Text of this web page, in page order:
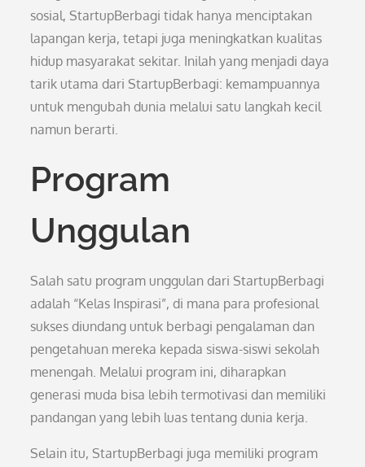
sosial, StartupBerbagi tidak hanya menciptakan
lapangan kerja, tetapi juga meningkatkan kualitas
hidup masyarakat sekitar. Inilah yang menjadi daya
tarik utama dari StartupBerbagi: kemampuannya
untuk mengubah dunia melalui satu langkah kecil
namun berarti.
Program
Unggulan
Salah satu program unggulan dari StartupBerbagi
adalah “Kelas Inspirasi”, di mana para profesional
sukses diundang untuk berbagi pengalaman dan
pengetahuan mereka kepada siswa-siswi sekolah
menengah. Melalui program ini, diharapkan
generasi muda bisa lebih termotivasi dan memiliki
pandangan yang lebih luas tentang dunia kerja.
Selain itu, StartupBerbagi juga memiliki program